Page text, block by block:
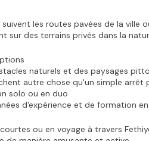
les routes pavées de la ville
sur des terrains privés dans la
naturels et des paysages
autre chose qu'un simple arrêt
solo ou en duo
d'expérience et de formation
ou en voyage à travers